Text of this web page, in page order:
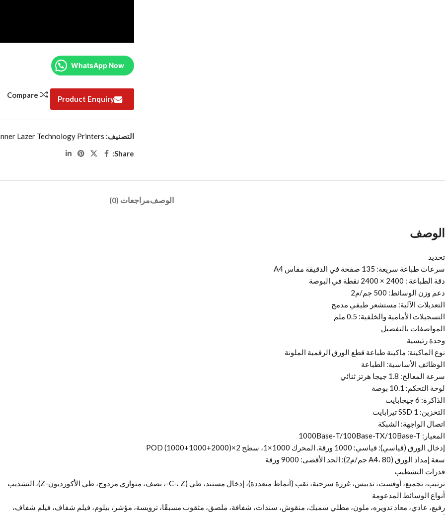
WhatsApp Now
Product Enquiry
Compare
التصنيف: Lazer Technology Printers
Share:
الوصفمراجعات (0)
الوصف
تحديد
سرعات طباعة سريعة: 135 صفحة في الدقيقة مقاس A4
دقة الطباعة : 2400 × 2400 نقطة في البوصة
دعم وزن الوسائط: 500 جم/م2
التعديلات الآلية: مستشعر طيفي مدمج
التسجيلات الأمامية والخلفية: 0.5 ملم
المواصفات بالتفصيل
وحدة رئيسية
نوع الماكينة: ماكينة طباعة قطع الورق الرقمية الملونة
الوظائف الأساسية: الطباعة
سرعة المعالج: 1.8 جيجا هرتز ثنائي
لوحة التحكم: 10.1 بوصة
الذاكرة: 6 جيجابايت
التخزين: SSD 1 تيرابايت
اتصال الواجهة: الشبكة
المعيار: 1000Base-T/100Base-TX/10Base-T
إدخال الورق (قياسي): قياسي: 1000 ورقة. المحرك 1000×1، سطح POD (1000+1000+2000)×2
سعة إمداد الورق (A4، 80 جم/م2): الحد الأقصى: 9000 ورقة
قدرات التشطيب
ترتيب، تجميع، أوفست، تدبيس، غرزة سرجية، ثقب (أنماط متعددة)، إدخال مستند، طي (C-، Z-، نصف، متوازي مزدوج، طي الأكورديون-Z)، التشذيب
أنواع الوسائط المدعومة
رفيع، عادي، معاد تدويره، ملون، مطلي سميك، منقوش، سندات، شفافة، ملصق، مثقوب مسبقًا، ترويسة، مؤشر، بيلوم، فيلم شفاف، فيلم شفاف،